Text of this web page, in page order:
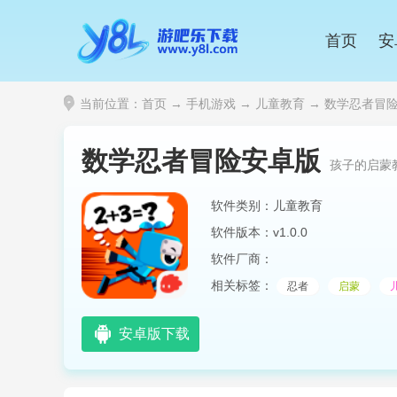
首页
当前位置： 首页 → 手机游戏 → 儿童教育 → 数学忍者冒
数学忍者冒险安卓版 孩子的启蒙
软件类别：儿童教育
软件版本：v1.0.0
软件厂商：
相关标签：
忍者 启蒙
安卓版下载